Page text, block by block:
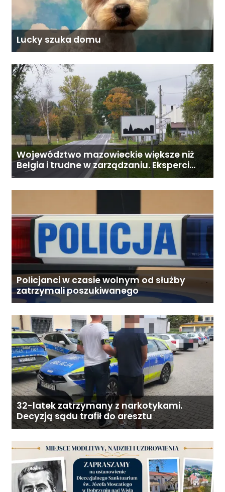
Lucky szuka domu
Województwo mazowieckie większe niż
Belgia i trudne w zarządzaniu. Eksperci
proponują podział centralnej Polski
Policjanci w czasie wolnym od służby
zatrzymali poszukiwanego
32-latek zatrzymany z narkotykami.
Decyzją sądu trafił do aresztu